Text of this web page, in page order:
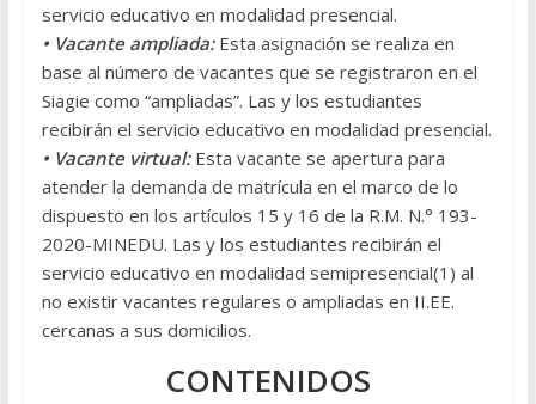
servicio educativo en modalidad presencial.
• Vacante ampliada:Esta asignación se realiza en
base al número de vacantes que se registraron en el
Siagie como “ampliadas”. Las y los estudiantes
recibirán el servicio educativo en modalidad presencial.
• Vacante virtual: Esta vacante se apertura para
atender la demanda de matrícula en el marco de lo
dispuesto en los artículos 15 y 16 de la R.M. N.° 193-
2020-MINEDU. Las y los estudiantes recibirán el
servicio educativo en modalidad semipresencial(1) al
no existir vacantes regulares o ampliadas en II.EE.
cercanas a sus domicilios.
CONTENIDOS